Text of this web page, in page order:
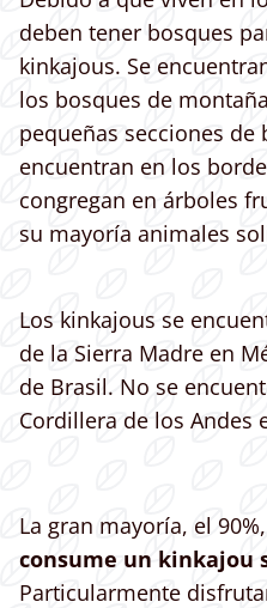
deben tener bosques
kinkajous. Se
los bosques de
pequeñas secciones de
encuentran en los
congregan en árboles
su mayoría animales
Los kinkajous se
de la Sierra Madre en
de Brasil. No se
Cordillera de los Andes
La gran mayoría, el
consume un kinkajou
Particularmente